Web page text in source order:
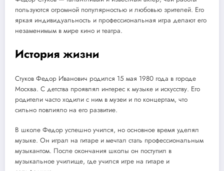
пользуются огромной популярностью и любовью зрителей. Его
яркая индивидуальность и профессиональная игра делают его
незаменимым в мире кино и театра.
История жизни
Стуков Федор Иванович родился 15 мая 1980 года в городе
Москва. С детства проявлял интерес к музыке и искусству. Его
родители часто ходили с ним в музеи и по концертам, что
сильно повлияло на его развитие.
В школе Федор успешно учился, но основное время уделял
музыке. Он играл на гитаре и мечтал стать профессиональным
музыкантом. После окончания школы он поступил в
музыкальное училище, где учился игре на гитаре и